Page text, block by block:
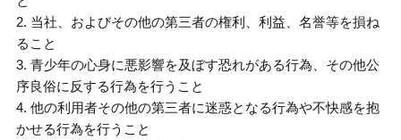
2. 当社、およびその他の第三者の権利、利益、名誉等を損ね
ること
3. 青少年の心身に悪影響を及ぼす恐れがある行為、その他公
序良俗に反する行為を行うこと
4. 他の利用者その他の第三者に迷惑となる行為や不快感を抱
かせる行為を行うこと